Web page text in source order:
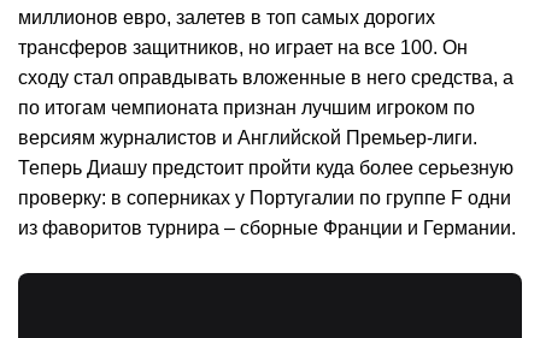
миллионов евро, залетев в топ самых дорогих
трансферов защитников, но играет на все 100. Он
сходу стал оправдывать вложенные в него средства, а
по итогам чемпионата признан лучшим игроком по
версиям журналистов и Английской Премьер-лиги.
Теперь Диашу предстоит пройти куда более серьезную
проверку: в соперниках у Португалии по группе F одни
из фаворитов турнира – сборные Франции и Германии.